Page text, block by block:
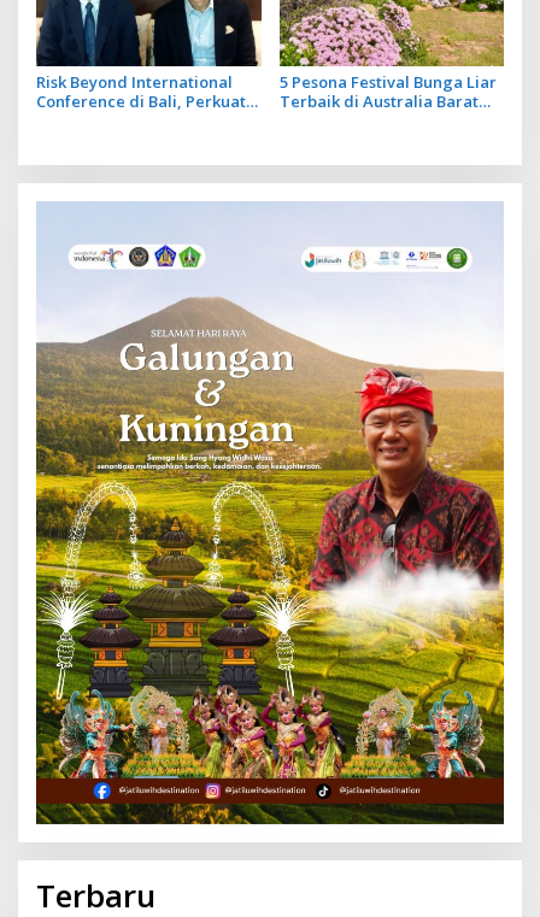
Risk Beyond International
Conference di Bali, Perkuat
5 Pesona Festival Bunga Liar
Terbaik di Australia Barat
Terbaru